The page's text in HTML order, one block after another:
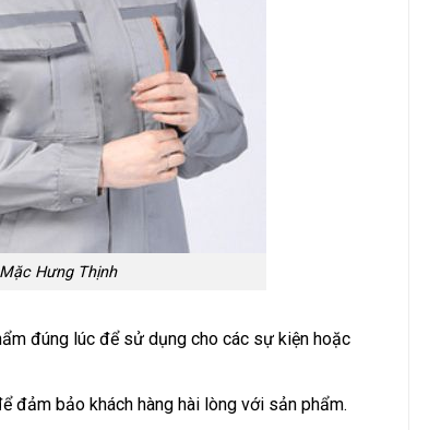
Hưng Thịnh
đúng lúc để sử dụng cho các sự kiện hoặc
đảm bảo khách hàng hài lòng với sản phẩm.